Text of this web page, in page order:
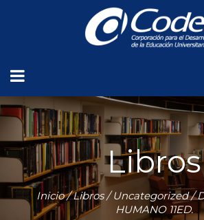
Libros
Inicio/Libros/Uncategorized/
HUMANO 11ED.